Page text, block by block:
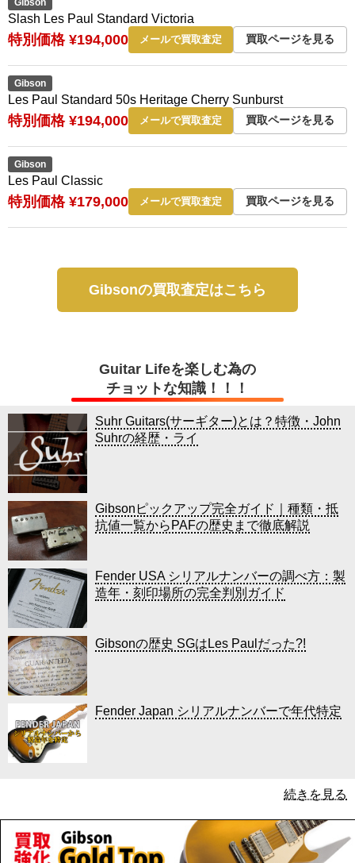
Slash Les Paul Standard Victoria
特別価格 ¥194,000 メールで買取査定 買取ページを見る
Gibson
Les Paul Standard 50s Heritage Cherry Sunburst
特別価格 ¥194,000 メールで買取査定 買取ページを見る
Gibson
Les Paul Classic
特別価格 ¥179,000 メールで買取査定 買取ページを見る
Gibsonの買取査定はこちら
Guitar Lifeを楽しむ為の
チョットな知識！！！
Suhr Guitars(サーギター)とは？特徴・John
Suhrの経歴・ライ
Gibsonピックアップ完全ガイド｜種類・抵
抗値一覧からPAFの歴史まで徹底解説
Fender USA シリアルナンバーの調べ方：製
造年・刻印場所の完全判別ガイド
Gibsonの歴史 SGはLes Paulだった?!
Fender Japan シリアルナンバーで年代特定
続きを見る